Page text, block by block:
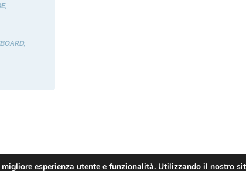
AncoraThemes © 2026. All rights reserved.
esperienza utente e funzionalità. Utilizzando il nostro